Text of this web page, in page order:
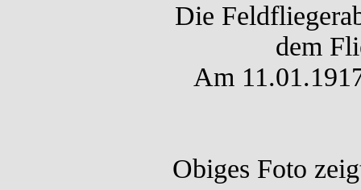
Die
dem
Am
Obiges Foto